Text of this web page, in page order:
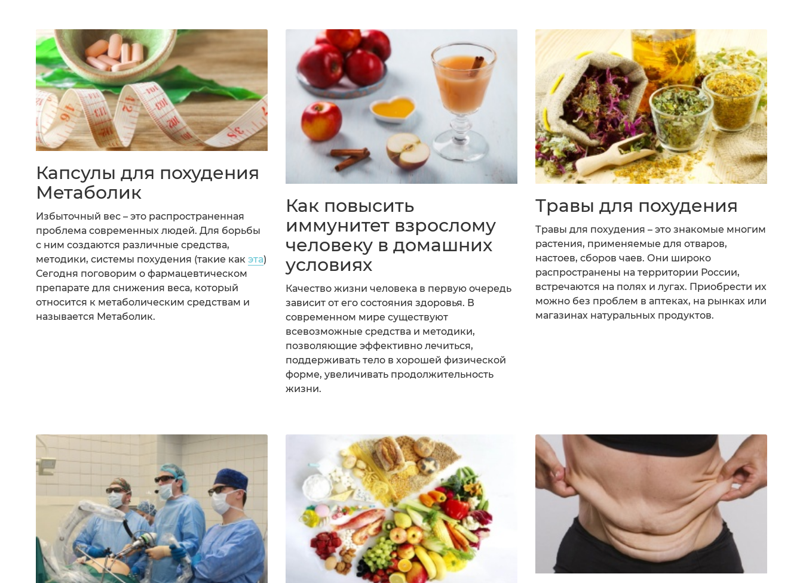
Капсулы для похудения
Метаболик
Избыточный вес – это распространенная
проблема современных людей. Для борьбы
с ним создаются различные средства,
методики, системы похудения (такие как эта)
Сегодня поговорим о фармацевтическом
препарате для снижения веса, который
относится к метаболическим средствам и
называется Метаболик.
Как повысить
иммунитет взрослому
человеку в домашних
условиях
Качество жизни человека в первую очередь
зависит от его состояния здоровья. В
современном мире существуют
всевозможные средства и методики,
позволяющие эффективно лечиться,
поддерживать тело в хорошей физической
форме, увеличивать продолжительность
жизни.
Травы для похудения
Травы для похудения – это знакомые многим
растения, применяемые для отваров,
настоев, сборов чаев. Они широко
распространены на территории России,
встречаются на полях и лугах. Приобрести их
можно без проблем в аптеках, на рынках или
магазинах натуральных продуктов.